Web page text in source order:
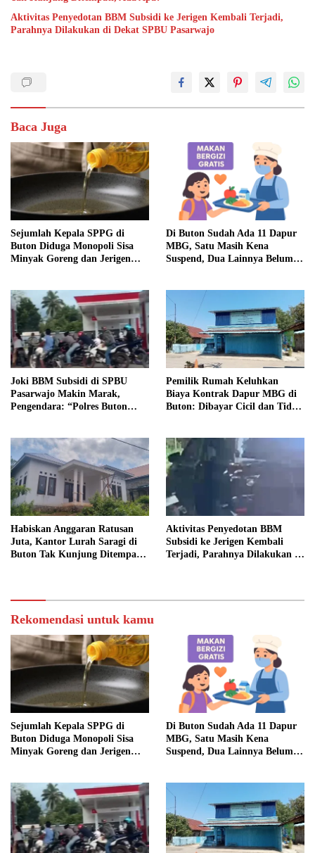
Aktivitas Penyedotan BBM Subsidi ke Jerigen Kembali Terjadi,
Parahnya Dilakukan di Dekat SPBU Pasarwajo
Baca Juga
Sejumlah Kepala SPPG di
Buton Diduga Monopoli Sisa
Minyak Goreng dan Jerigen
Di Buton Sudah Ada 11 Dapur
MBG, Satu Masih Kena
Suspend, Dua Lainnya Belum
Joki BBM Subsidi di SPBU
Pasarwajo Makin Marak,
Pengendara: “Polres Buton
Pemilik Rumah Keluhkan
Biaya Kontrak Dapur MBG di
Buton: Dibayar Cicil dan Tidak
Habiskan Anggaran Ratusan
Juta, Kantor Lurah Saragi di
Buton Tak Kunjung Ditempati,
Aktivitas Penyedotan BBM
Subsidi ke Jerigen Kembali
Terjadi, Parahnya Dilakukan di
Rekomendasi untuk kamu
Sejumlah Kepala SPPG di
Buton Diduga Monopoli Sisa
Minyak Goreng dan Jerigen
Di Buton Sudah Ada 11 Dapur
MBG, Satu Masih Kena
Suspend, Dua Lainnya Belum